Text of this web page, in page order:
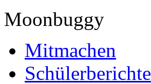
Moonbuggy
Mitmachen
Schülerberichte